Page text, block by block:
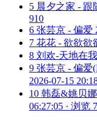
5 晨夕之家 - 跟
910
6 张芸京 - 偏爱
7 花花 - 欲欲欲
8 刘欢-天地在
9 张芸京 - 偏爱
2026-07-15
10 韩磊&姚贝
06:27:05 · 浏览